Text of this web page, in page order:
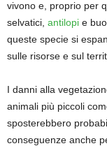
vivono e, proprio per
selvatici, antilopi e
queste specie si
sulle risorse e sul
I danni alla
animali più piccoli
sposterebbero
conseguenze anche